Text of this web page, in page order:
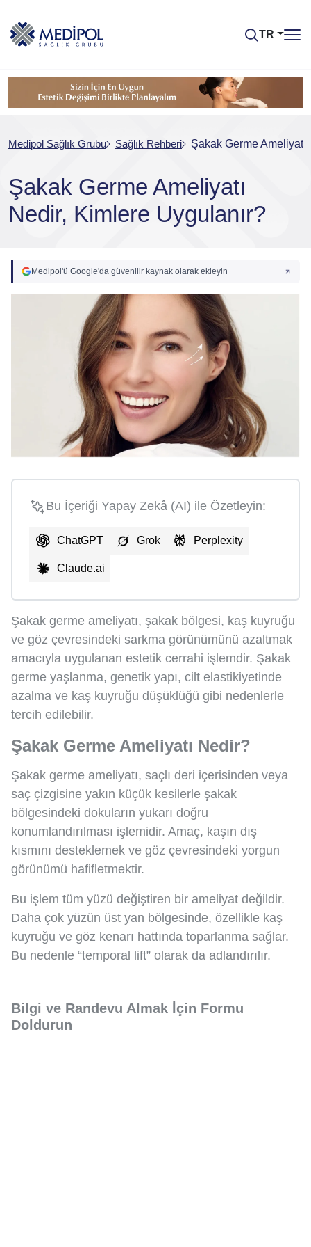
TR
Medipol Sağlık Grubu Sağlık Rehberi Şakak Germe
Şakak Germe Ameliyatı
Nedir, Kimlere Uygulanır?
Medipol'ü Google'da güvenilir kaynak olarak ekleyin
Bu İçeriği Yapay Zekâ (AI) ile Özetleyin:
ChatGPT Grok Perplexity
Claude.ai
Şakak germe ameliyatı, şakak bölgesi, kaş kuyruğu
ve göz çevresindeki sarkma görünümünü azaltmak
amacıyla uygulanan estetik cerrahi işlemdir. Şakak
germe yaşlanma, genetik yapı, cilt elastikiyetinde
azalma ve kaş kuyruğu düşüklüğü gibi nedenlerle
tercih edilebilir.
Şakak Germe Ameliyatı Nedir?
Şakak germe ameliyatı, saçlı deri içerisinden veya
saç çizgisine yakın küçük kesilerle şakak
bölgesindeki dokuların yukarı doğru
konumlandırılması işlemidir. Amaç, kaşın dış
kısmını desteklemek ve göz çevresindeki yorgun
görünümü hafifletmektir.
Bu işlem tüm yüzü değiştiren bir ameliyat değildir.
Daha çok yüzün üst yan bölgesinde, özellikle kaş
kuyruğu ve göz kenarı hattında toparlanma sağlar.
Bu nedenle “temporal lift” olarak da adlandırılır.
Bilgi ve Randevu Almak İçin Formu
Doldurun